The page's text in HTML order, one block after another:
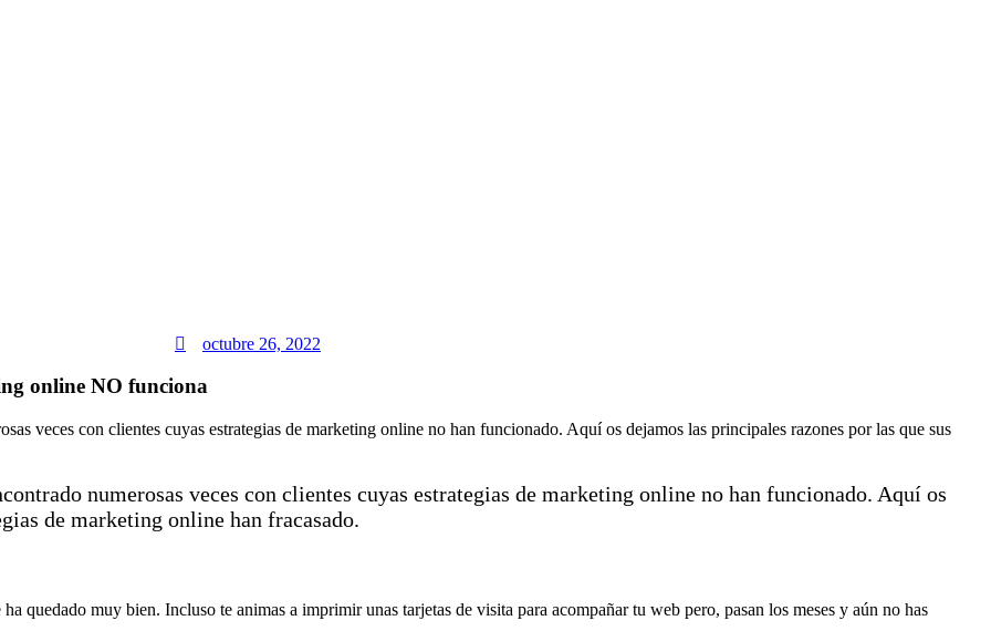
octubre 26, 2022
online NO funciona
veces con clientes cuyas estrategias de marketing online no han funcionado. Aquí os dejamos las principales razones por las que sus
numerosas veces con clientes cuyas estrategias de marketing online no han funcionado. Aquí os
de marketing online han fracasado.
quedado muy bien. Incluso te animas a imprimir unas tarjetas de visita para acompañar tu web pero, pasan los meses y aún no has